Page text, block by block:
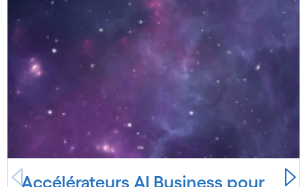
Accélérateurs AI Business pour